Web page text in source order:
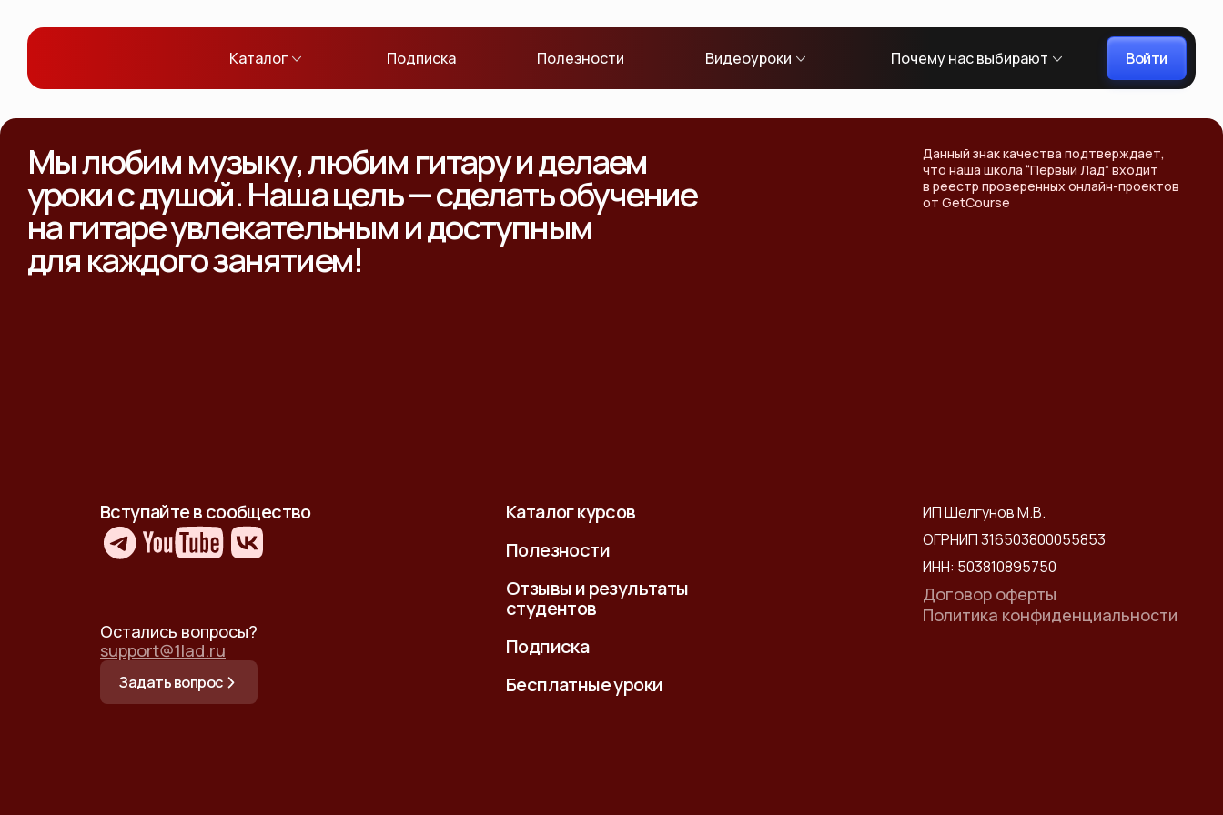
Каталог Подписка Полезности Видеоуроки Почему нас выбирают Войти
Мы любим музыку, любим гитару и делаем
уроки с душой. Наша цель — сделать обучение
на гитаре увлекательным и доступным
для каждого занятием!
Данный знак качества подтверждает,
что наша школа “Первый Лад” входит
в реестр проверенных онлайн-проектов
от GetCourse
Вступайте в сообщество
Остались вопросы?
support@1lad.ru
Задать вопрос
Каталог курсов
Полезности
Отзывы и результаты
студентов
Подписка
Бесплатные уроки
ИП Шелгунов М.В.
ОГРНИП 316503800055853
ИНН: 503810895750
Договор оферты
Политика конфиденциальности